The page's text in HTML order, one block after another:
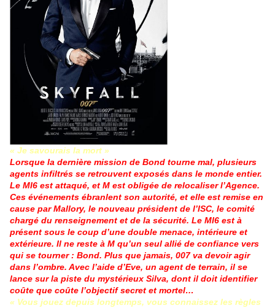
« Je savourais la mort »
Lorsque la dernière mission de Bond tourne mal, plusieurs
agents infiltrés se retrouvent exposés dans le monde entier.
Le MI6 est attaqué, et M est obligée de relocaliser l’Agence.
Ces événements ébranlent son autorité, et elle est remise en
cause par Mallory, le nouveau président de l’ISC, le comité
chargé du renseignement et de la sécurité. Le MI6 est à
présent sous le coup d’une double menace, intérieure et
extérieure. Il ne reste à M qu’un seul allié de confiance vers
qui se tourner : Bond. Plus que jamais, 007 va devoir agir
dans l’ombre. Avec l’aide d’Eve, un agent de terrain, il se
lance sur la piste du mystérieux Silva, dont il doit identifier
coûte que coûte l’objectif secret et mortel…
« Vous jouez depuis longtemps, vous connaissez les règles